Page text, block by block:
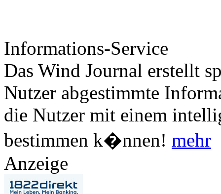
Informations-Service
Das Wind Journal erstellt
Nutzer abgestimmte
die Nutzer mit einem
bestimmen k�nnen! mehr
Anzeige